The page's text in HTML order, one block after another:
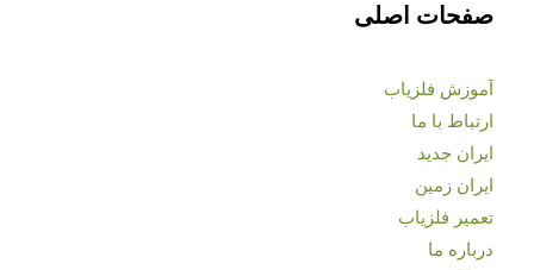
صفحات اصلی
آموزش فلزیاب
ارتباط با ما
ایران جدید
ایران زمین
تعمیر فلزیاب
درباره ما